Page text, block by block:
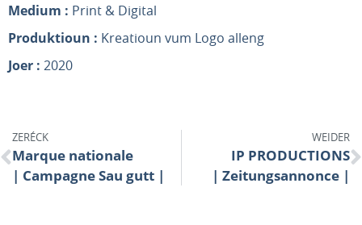
Medium : Print & Digital
Produktioun : Kreatioun vum Logo alleng
Joer : 2020
ZERÉCK
Marque nationale
| Campagne Sau gutt |
WEIDER
IP PRODUCTIONS
| Zeitungsannonce |